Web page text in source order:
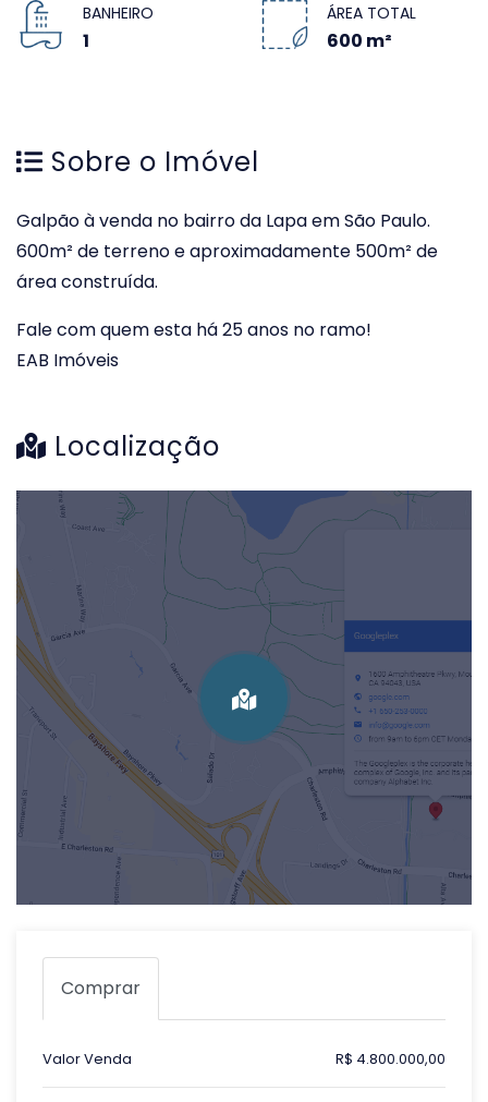
BANHEIRO
1
ÁREA TOTAL
600 m²
Sobre o Imóvel
Galpão à venda no bairro da Lapa em São Paulo.
600m² de terreno e aproximadamente 500m² de
área construída.
Fale com quem esta há 25 anos no ramo!
EAB Imóveis
Localização
Comprar
Valor Venda R$ 4.800.000,00